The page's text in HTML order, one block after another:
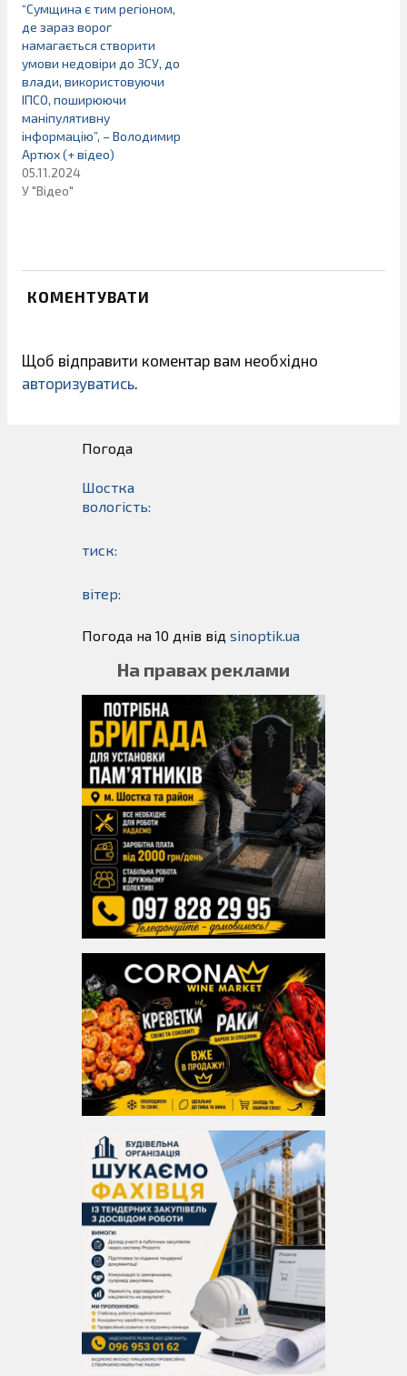
“Сумщина є тим регіоном,
де зараз ворог
намагається створити
умови недовіри до ЗСУ, до
влади, використовуючи
ІПСО, поширюючи
маніпулятивну
інформацію”, – Володимир
Артюх (+ відео)
05.11.2024
У "Відео"
КОМЕНТУВАТИ
Щоб відправити коментар вам необхідно
авторизуватись.
Погода
Шостка
вологість:
тиск:
вітер:
Погода на 10 днів від sinoptik.ua
На правах реклами